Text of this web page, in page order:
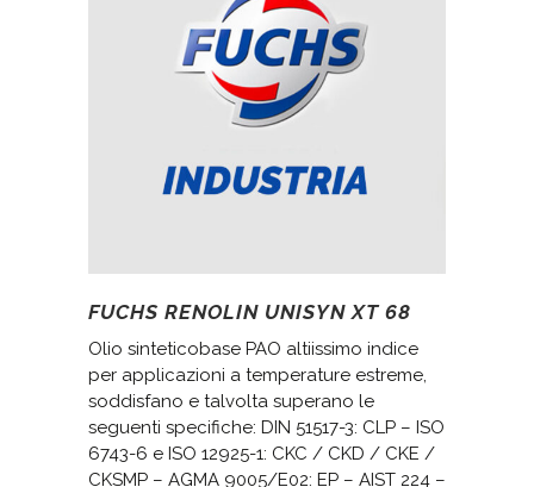
FUCHS RENOLIN UNISYN XT 68
Olio sinteticobase PAO altiissimo indice
per applicazioni a temperature estreme,
soddisfano e talvolta superano le
seguenti specifiche: DIN 51517-3: CLP – ISO
6743-6 e ISO 12925-1: CKC / CKD / CKE /
CKSMP – AGMA 9005/E02: EP – AIST 224 –